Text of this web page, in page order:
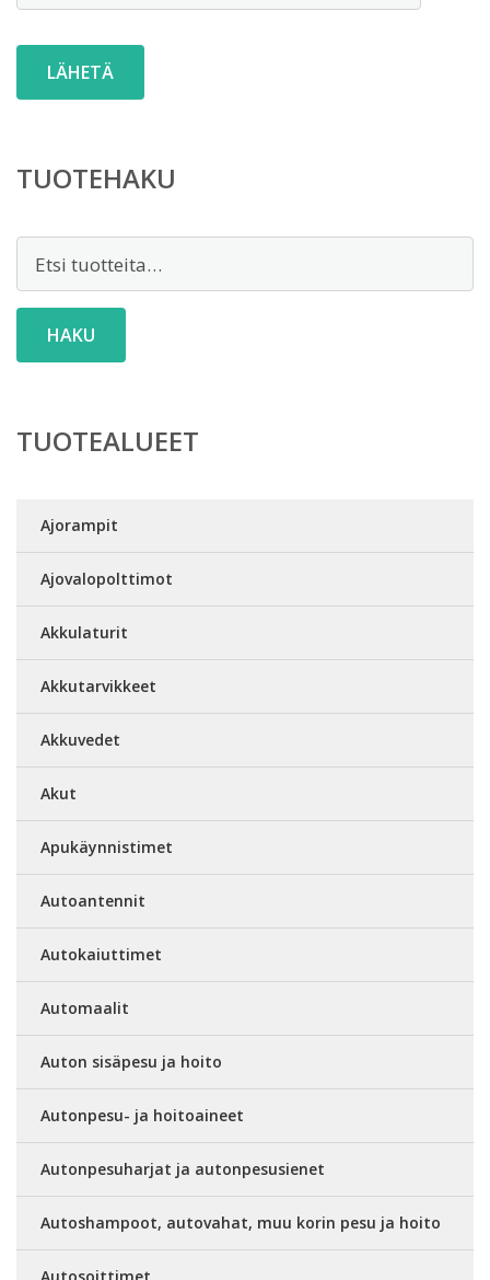
TUOTEHAKU
HAKU
TUOTEALUEET
Ajorampit
Ajovalopolttimot
Akkulaturit
Akkutarvikkeet
Akkuvedet
Akut
Apukäynnistimet
Autoantennit
Autokaiuttimet
Automaalit
Auton sisäpesu ja hoito
Autonpesu- ja hoitoaineet
Autonpesuharjat ja autonpesusienet
Autoshampoot, autovahat, muu korin pesu ja hoito